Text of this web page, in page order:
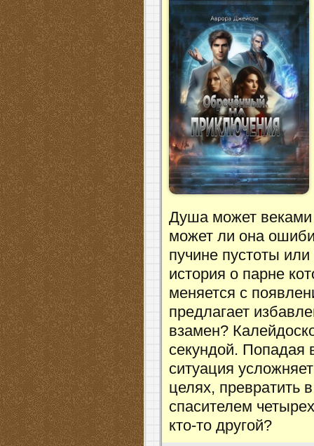
Душа может веками
может ли она
пучине пустоты
история о парне
меняется с
предлагает
взамен?
секундой. Попадая
ситуация
целях, превратить
спасителем
кто-то другой?